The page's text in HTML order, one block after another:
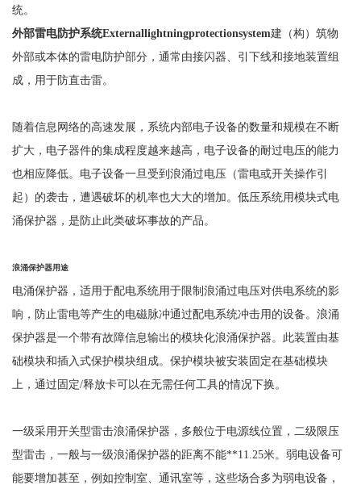
统。
外部雷电防护系统Externallightningprotectionsystem建（构）筑物
外部或本体的雷电防护部分，通常由接闪器、引下线和接地装置组
成，用于防直击雷。
随着信息网络的高速发展，系统内部电子设备的数量和规模在不断
扩大，电子器件的集成程度越来越高，电子设备的耐过电压的能力
也相应降低。电子设备一旦受到浪涌过电压（雷电或开关操作引
起）的袭击，遭遇破坏的机率也大大的增加。低压系统用模块式电
涌保护器，是防止此类破坏事故的产品。
浪涌保护器用途
电涌保护器，适用于配电系统用于限制浪涌过电压对供电系统的影
响，防止雷电等产生的电磁脉冲通过配电系统冲击用的设备。浪涌
保护器是一个带有故障信息输出的模块化浪涌保护器。此装置由基
础模块和插入式保护模块组成。保护模块被安装固定在基础模块
上，通过固定/释放卡可以在无需任何工具的情况下换。
一级采用开关型雷击浪涌保护器，多般位于电源线位置，二级限压
型雷击，一般与一级浪涌保护器的距离不能**11.25米。弱电设备可
能要增加甚至，例如控制室、通讯室等，这些场合多为弱电设备，